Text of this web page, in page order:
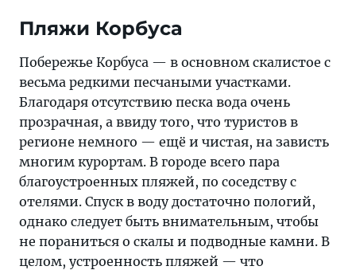
Пляжи Корбуса
Побережье Корбуса — в основном скалистое с
весьма редкими песчаными участками.
Благодаря отсутствию песка вода очень
прозрачная, а ввиду того, что туристов в
регионе немного — ещё и чистая, на зависть
многим курортам. В городе всего пара
благоустроенных пляжей, по соседству с
отелями. Спуск в воду достаточно пологий,
однако следует быть внимательным, чтобы
не пораниться о скалы и подводные камни. В
целом, устроенность пляжей — что